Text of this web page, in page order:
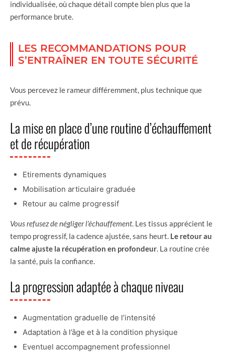
individualisée, où chaque détail compte bien plus que la
performance brute.
LES RECOMMANDATIONS POUR
S’ENTRAÎNER EN TOUTE SÉCURITÉ
Vous percevez le rameur différemment, plus technique que
prévu.
La mise en place d’une routine d’échauffement
et de récupération
Etirements dynamiques
Mobilisation articulaire graduée
Retour au calme progressif
Vous refusez de négliger l’échauffement. Les tissus apprécient le
tempo progressif, la cadence ajustée, sans heurt. Le retour au
calme ajuste la récupération en profondeur . La routine crée
la santé, puis la confiance.
La progression adaptée à chaque niveau
Augmentation graduelle de l’intensité
Adaptation à l’âge et à la condition physique
Eventuel accompagnement professionnel